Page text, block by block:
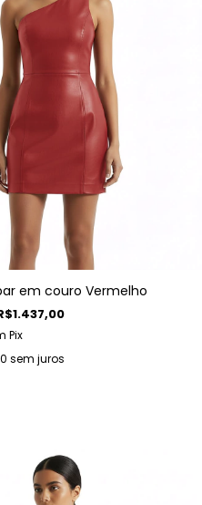
em couro Vermelho
Pix
sem juros